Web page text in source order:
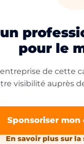
pour le
de cette
visibilité auprès
Sponsoriser
En savoir plus sur